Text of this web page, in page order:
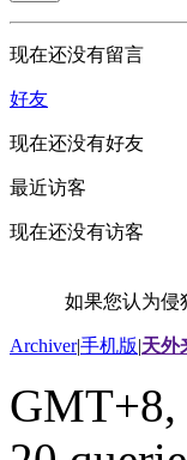
现在还没有留言
好友
现在还没有好友
最近访客
现在还没有访客
如果您认为侵
Archiver|手机版|天外
GMT+8,